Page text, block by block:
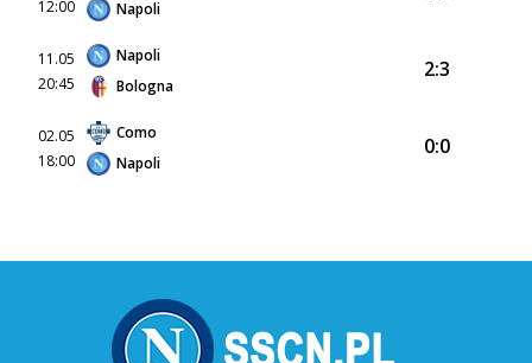
12:00
Napoli
11.05
20:45
Napoli
Bologna
2:3
02.05
18:00
Como
Napoli
0:0